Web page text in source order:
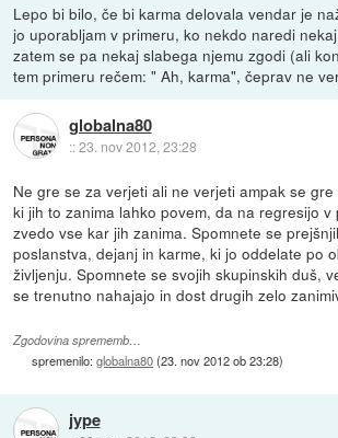
Lepo bi bilo, če bi karma delovala vendar je
jo uporabljam v primeru, ko nekdo naredi
zatem se pa nekaj slabega njemu zgodi (ali
tem primeru rečem: " Ah, karma", čeprav ne
globalna80
::23. nov 2012, 23:28
Ne gre se za verjeti ali ne verjeti ampak se
ki jih to zanima lahko povem, da na regresijo v
zvedo vse kar jih zanima. Spomnete se
poslanstva, dejanj in karme, ki jo oddelate po
življenju. Spomnete se svojih skupinskih duš,
se trenutno nahajajo in dost drugih zelo
Zgodovina sprememb…
spremenilo:globalna80(23. nov 2012 ob 23:28)
jype